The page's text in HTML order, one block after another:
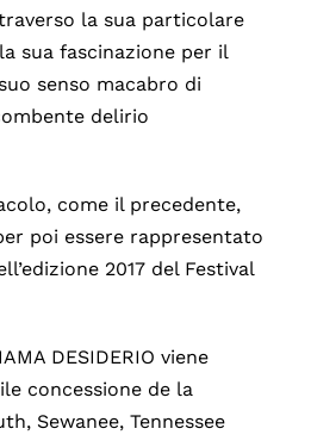
la sua particolare
sua fascinazione per il
senso macabro di
delirio
come il precedente,
poi essere rappresentato
2017 del Festival
DESIDERIO viene
concessione de la
Sewanee, Tennessee